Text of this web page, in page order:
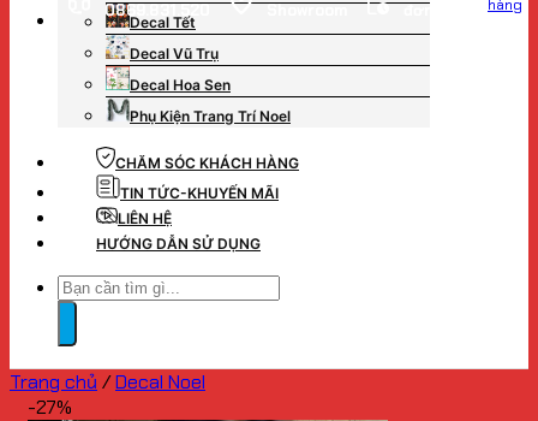
0869.831.520
Showroom
đơn hàng
hàng
Decal Tết
Decal Vũ Trụ
Decal Hoa Sen
Phụ Kiện Trang Trí Noel
CHĂM SÓC KHÁCH HÀNG
TIN TỨC-KHUYẾN MÃI
LIÊN HỆ
HƯỚNG DẪN SỬ DỤNG
Tìm
kiếm:
Trang chủ /Decal Noel
-27%